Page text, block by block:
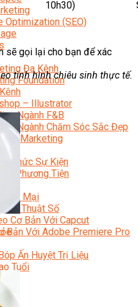
Optimization (SEO)
Đa Kênh
Foundation
– Illustrator
Ngành F&B
Ngành Chăm Sóc Sắc Đẹp
Marketing
Chức Sự Kiện
Phương Tiện
Mại
Kỹ Thuật Số
Cơ Bản Với Capcut
Bản Với Adobe Premiere Pro
Ấn Huyệt Trị Liệu
Tuổi
10h30)
sẽ gọi lại cho bạn để xác
tình hình chiêu sinh thực tế.